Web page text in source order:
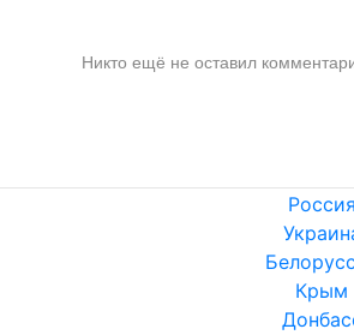
Никто ещё не оставил
Россия
Крым